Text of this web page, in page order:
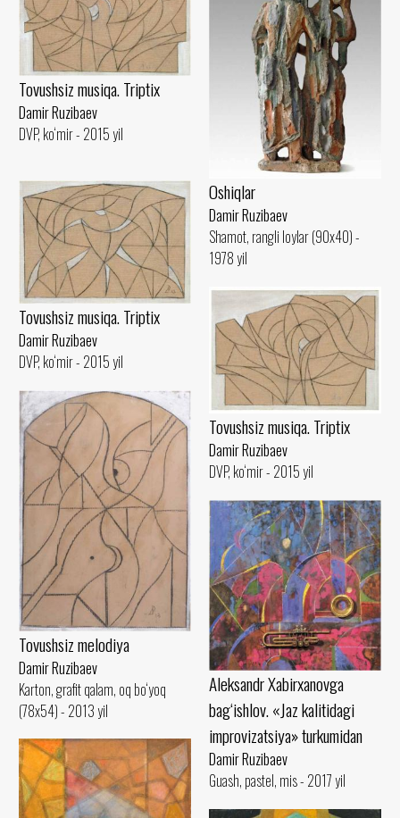
Oshiqlar
Damir Ruzibaev
Shamot, rangli loylar (90x40) -
1978 yil
Tovushsiz musiqa. Triptix
Damir Ruzibaev
DVP, ko‘mir - 2015 yil
Tovushsiz musiqa. Triptix
Damir Ruzibaev
DVP, ko‘mir - 2015 yil
Tovushsiz musiqa. Triptix
Damir Ruzibaev
DVP, ko‘mir - 2015 yil
Tovushsiz melodiya
Damir Ruzibaev
Karton, grafit qalam, oq bo‘yoq
(78x54) - 2013 yil
Aleksandr Xabirxanovga
bag‘ishlov. «Jaz kalitidagi
improvizatsiya» turkumidan
Damir Ruzibaev
Guash, pastel, mis - 2017 yil